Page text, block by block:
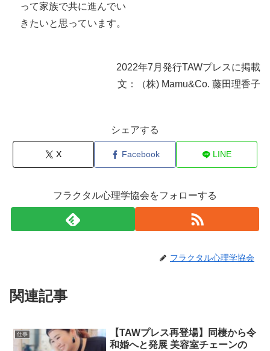
って家族で共に進んでい
きたいと思っています。
2022年7月発行TAWプレスに掲載
文：（株) Mamu&Co. 藤田理香子
シェアする
X Facebook LINE
フラクタル心理学協会をフォローする
フラクタル心理学協会
関連記事
仕事
【TAWプレス再登場】同棲から令
和婚へと発展 美容室チェーンの